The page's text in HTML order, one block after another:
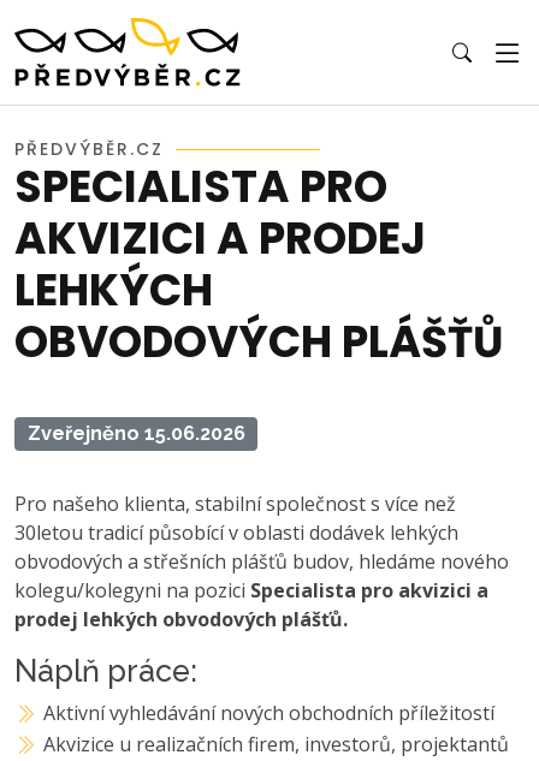
PŘEDVÝBĚR.CZ
SPECIALISTA PRO
AKVIZICI A PRODEJ
LEHKÝCH
OBVODOVÝCH PLÁŠŤŮ
Zveřejněno 15.06.2026
Pro našeho klienta, stabilní společnost s více než
30letou tradicí působící v oblasti dodávek lehkých
obvodových a střešních plášťů budov, hledáme nového
kolegu/kolegyni na pozici Specialista pro akvizici a
prodej lehkých obvodových plášťů.
Náplň práce:
Aktivní vyhledávání nových obchodních příležitostí
Akvizice u realizačních firem, investorů, projektantů